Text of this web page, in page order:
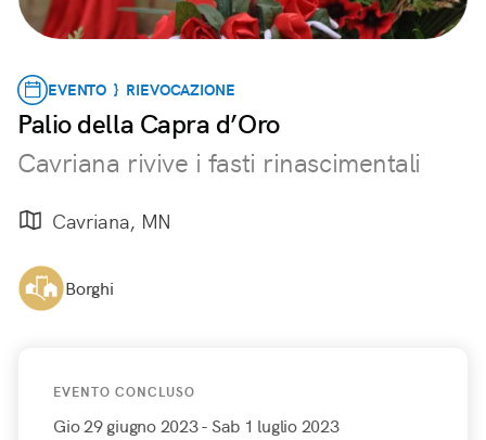
EVENTO } RIEVOCAZIONE
Palio della Capra d’Oro
Cavriana rivive i fasti rinascimentali
Cavriana, MN
Borghi
EVENTO CONCLUSO
Gio 29 giugno 2023- Sab 1 luglio 2023